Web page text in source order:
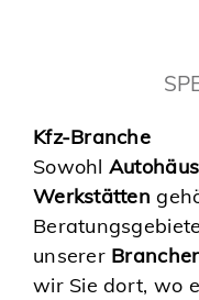
Kfz-Branche
Sowohl
Werkstätten
unserer
wir Sie dort, wo